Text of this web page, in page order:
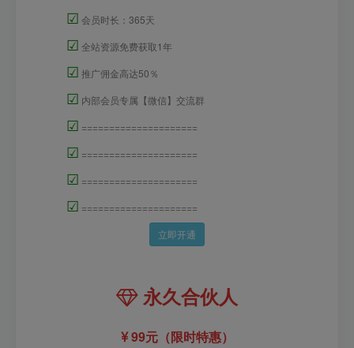
☑ 会员时长：365天
☑ 全站资源免费获取1年
☑ 推广佣金高达50％
☑ 内部会员专属【微信】交流群
☑ =====================
☑ =====================
☑ =====================
☑ =====================
立即开通
永久合伙人
99元（限时特惠）